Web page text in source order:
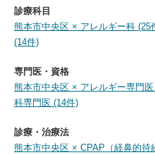
診療科目
熊本市中央区 × アレルギー科 (25
(14件)
専門医・資格
熊本市中央区 × アレルギー専門
科専門医 (14件)
診療・治療法
熊本市中央区 × CPAP（経鼻的